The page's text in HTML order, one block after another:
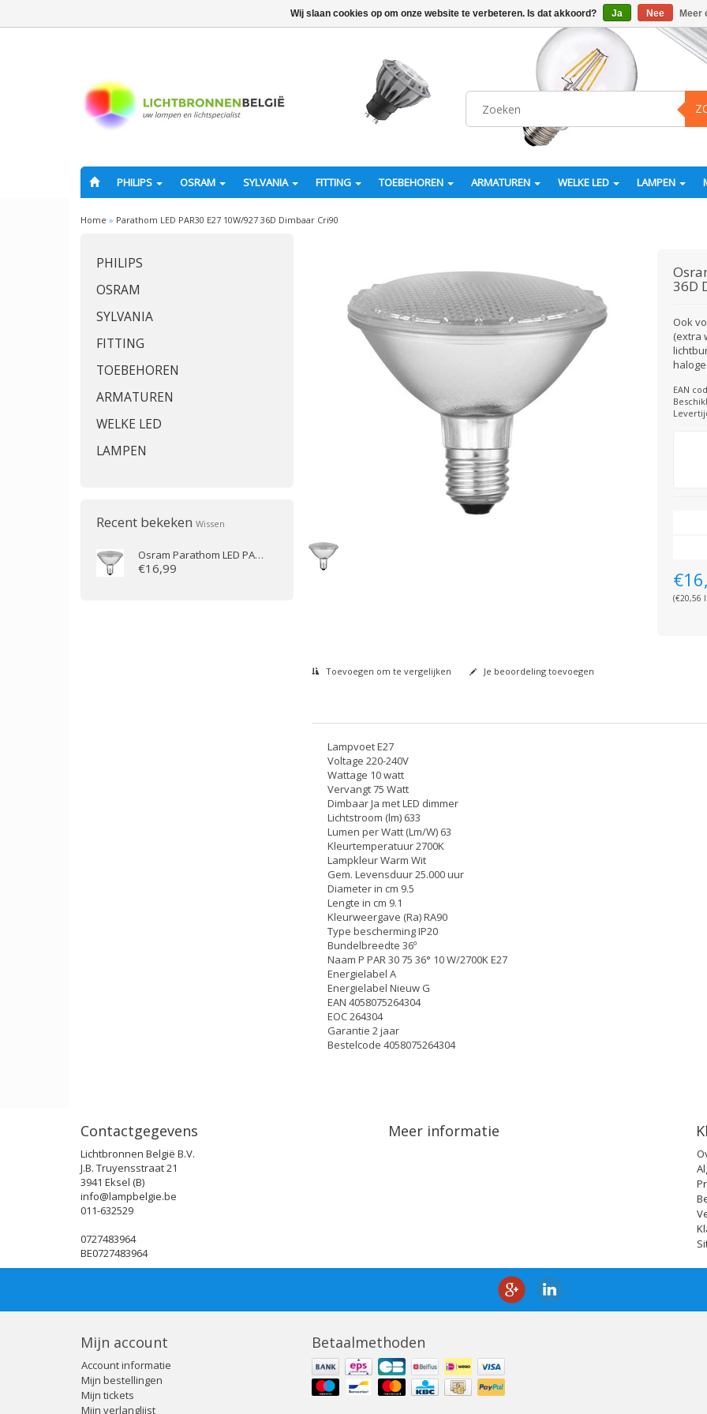
PHILIPS OSRAM SYLVANIA FITTING TOEBEHOREN ARMATUREN WELKE LED LAMPEN
Home » Parathom LED PAR30 E27 10W/927 36D Dimbaar Cri90
PHILIPS
OSRAM
SYLVANIA
FITTING
TOEBEHOREN
ARMATUREN
WELKE LED
LAMPEN
Recent bekeken Wissen
Osram Parathom LED PAR30 E27 10W/927 36D Dimbaar Cri90
€16,99
36D
Ook
(extra
EAN
(€20,56
Toevoegen om te vergelijken Je beoordeling toevoegen
Lampvoet E27
Voltage 220-240V
Wattage 10 watt
Vervangt 75 Watt
Dimbaar Ja met LED dimmer
Lichtstroom (lm) 633
Lumen per Watt (Lm/W) 63
Kleurtemperatuur 2700K
Lampkleur Warm Wit
Gem. Levensduur 25.000 uur
Diameter in cm 9.5
Lengte in cm 9.1
Kleurweergave (Ra) RA90
Type bescherming IP20
Bundelbreedte 36º
Naam P PAR 30 75 36° 10 W/2700K E27
Energielabel A
Energielabel Nieuw G
EAN 4058075264304
EOC 264304
Garantie 2 jaar
Bestelcode 4058075264304
Contactgegevens
Lichtbronnen België B.V.
J.B. Truyensstraat 21
3941 Eksel (B)
info@lampbelgie.be
011-632529
0727483964
BE0727483964
Meer informatie
Mijn account
Account informatie
Mijn bestellingen
Mijn tickets
Mijn verlanglijst
Betaalmethoden
Wij slaan cookies op om onze website te verbeteren. Is dat akkoord? Ja Nee Meer